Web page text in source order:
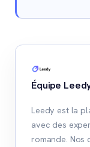
Équipe
Leedy est la
avec des
romande. Nos